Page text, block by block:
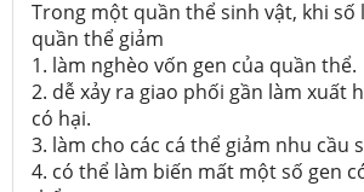
Trong một quần thể sinh vật, khi số
quần thể giảm
1. làm nghèo vốn gen của quần thể.
2. dễ xảy ra giao phối gần làm xuất
có hại.
3. làm cho các cá thể giảm nhu cầu
4. có thể làm biến mất một số gen